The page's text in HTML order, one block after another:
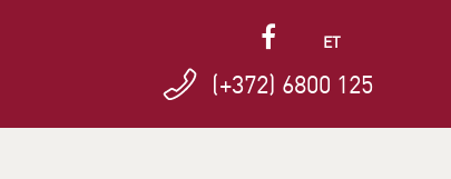
(+372) 6800 125
ET